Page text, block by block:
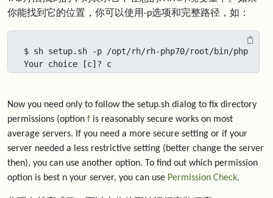
你能找到它的位置，你可以使用-p选项和完整路径，如：
$ sh setup.sh -p /opt/rh/rh-php70/root/bin/php
Your choice [c]? c
Now you need only to follow the setup.sh dialog to fix directory
permissions (option f is reasonably secure works on most
average servers. If you need a more secure setting or if your
server needed a less restrictive setting (better change the server
then), you can use another option. To find out which permission
option is best n your server, you can use Permission Check.